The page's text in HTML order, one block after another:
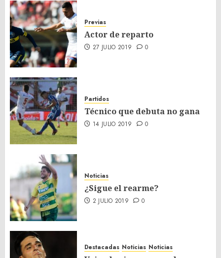
Previas
Actor de reparto
27 JULIO 2019 0
Partidos
Técnico que debuta no gana
14 JULIO 2019 0
Noticias
¿Sigue el rearme?
2 JULIO 2019 0
Destacadas Noticias Noticias